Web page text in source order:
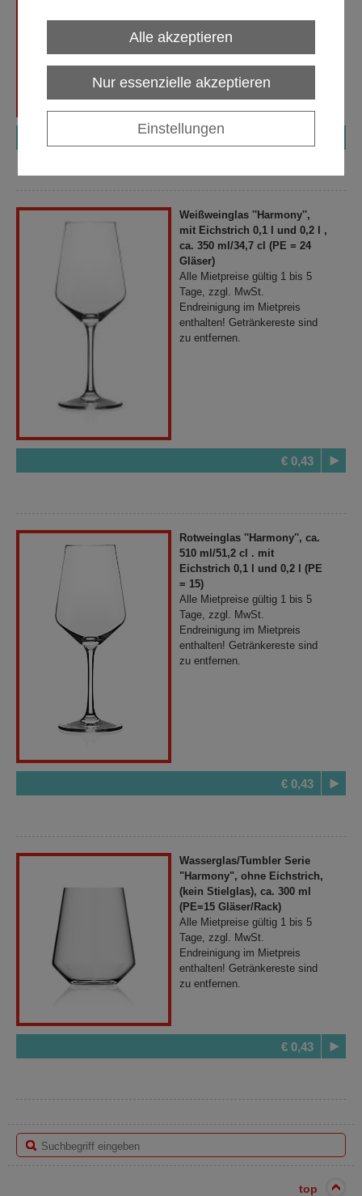
Weißweinglas ''Harmony'',
mit Eichstrich 0,1 l und 0,2 l ,
ca. 350 ml/34,7 cl (PE = 24
Gläser)
Alle Mietpreise gültig 1 bis 5
Tage, zzgl. MwSt.
Endreinigung im Mietpreis
enthalten! Getränkereste sind
zu entfernen.
€ 0,43
Rotweinglas ''Harmony'', ca.
510 ml/51,2 cl . mit
Eichstrich 0,1 l und 0,2 l (PE
= 15)
Alle Mietpreise gültig 1 bis 5
Tage, zzgl. MwSt.
Endreinigung im Mietpreis
enthalten! Getränkereste sind
zu entfernen.
€ 0,43
Wasserglas/Tumbler Serie
"Harmony", ohne Eichstrich,
(kein Stielglas), ca. 300 ml
(PE=15 Gläser/Rack)
Alle Mietpreise gültig 1 bis 5
Tage, zzgl. MwSt.
Endreinigung im Mietpreis
enthalten! Getränkereste sind
zu entfernen.
€ 0,43
top
Alle akzeptieren
Nur essenzielle akzeptieren
Einstellungen